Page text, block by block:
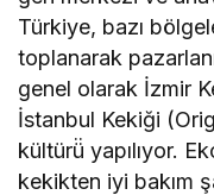
Türkiye, bazı
toplanarak
genel olarak İzmir
İstanbul Kekiği
kültürü̈ yapılıyor.
kekikten iyi bakım